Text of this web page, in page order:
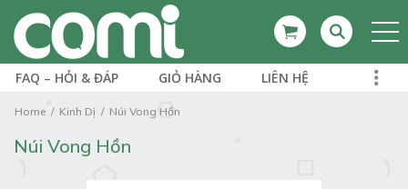
FAQ – HỎI & ĐÁP GIỎ HÀNG LIÊN HỆ
Home Kinh Dị Núi Vong Hồn
Núi Vong Hồn